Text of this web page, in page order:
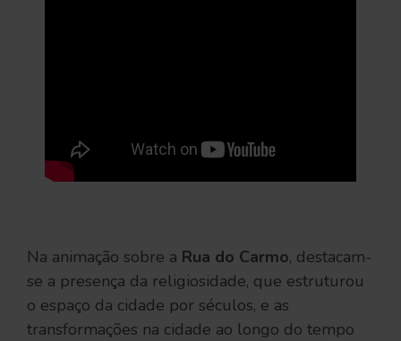
Na animação sobre a Rua do Carmo, destacam-
se a presença da religiosidade, que estruturou
o espaço da cidade por séculos, e as
transformações na cidade ao longo do tempo